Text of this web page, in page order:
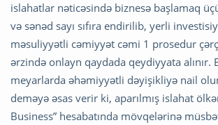
islahatlar nəticəsində biznesə başlamaq
və sənəd sayı sıfıra endirilib, yerli
məsuliyyətli cəmiyyət cəmi 1 prosedur
ərzində onlayn qaydada qeydiyyata alınır.
meyarlarda əhəmiyyətli dəyişikliyə nail
deməyə əsas verir ki, aparılmış islahat
Business” hesabatında mövqelərinə